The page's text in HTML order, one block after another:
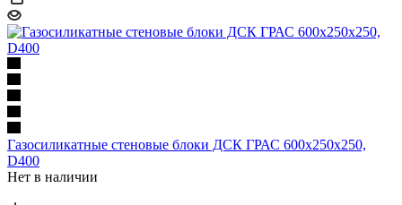
Газосиликатные стеновые блоки ДСК ГРАС 600х250х250,
D400
Нет в наличии